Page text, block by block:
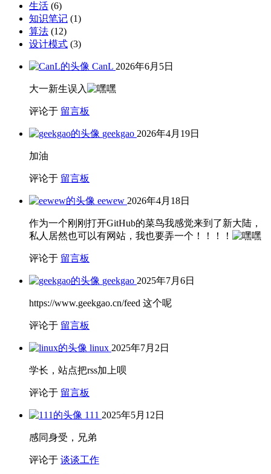
生活 (6)
知识笔记 (1)
算法 (12)
设计模式 (3)
CanL 2026年6月5日
大一新生误入
评论于 留言板
geekgao 2026年4月19日
加油
评论于 留言板
eewew 2026年4月18日
作为一个刚刚打开GitHub的菜鸟我感觉来到了新大陆，
私人居然也可以有网站，我也要弄一个！！！！
评论于 留言板
geekgao 2025年7月6日
https://www.geekgao.cn/feed 这个呢
评论于 留言板
linux 2025年7月2日
学长，站点把rss加上呗
评论于 留言板
111 2025年5月12日
感同身受，兄弟
评论于 谈谈工作